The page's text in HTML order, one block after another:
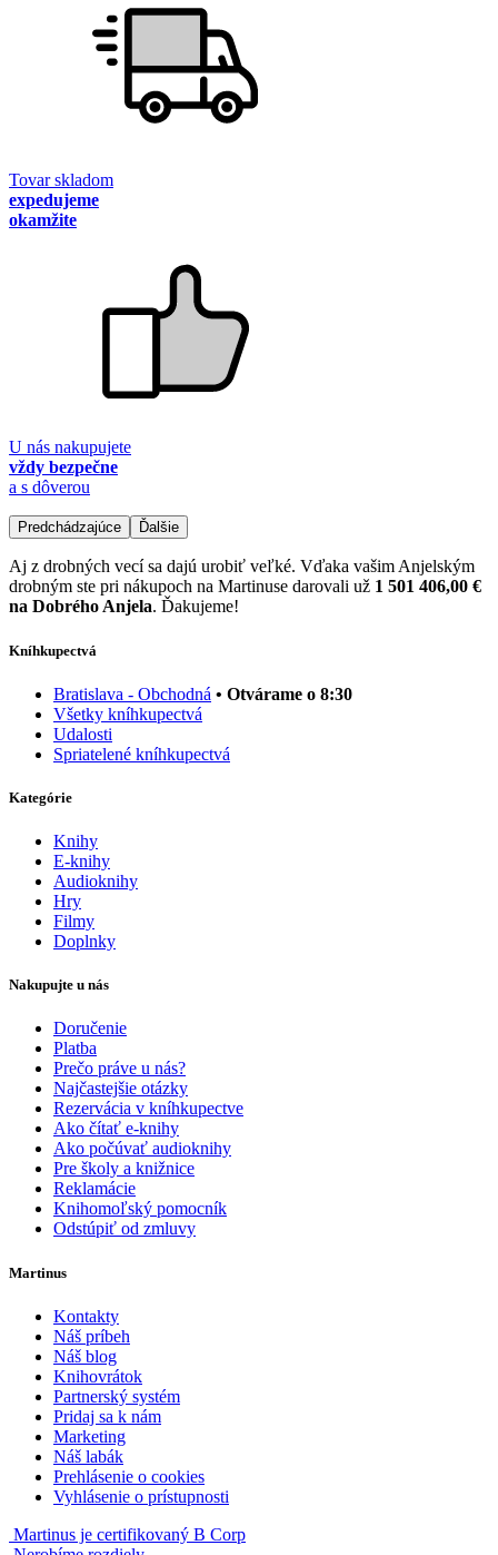
Tovar skladom
expedujeme
okamžite
U nás nakupujete
vždy bezpečne
a s dôverou
Predchádzajúce Ďalšie
Aj z drobných vecí sa dajú urobiť veľké. Vďaka vašim Anjelským
drobným ste pri nákupoch na Martinuse darovali už 1 501 406,00 €
na Dobrého Anjela. Ďakujeme!
Kníhkupectvá
Bratislava - Obchodná • Otvárame o 8:30
Všetky kníhkupectvá
Udalosti
Spriatelené kníhkupectvá
Kategórie
Knihy
E-knihy
Audioknihy
Hry
Filmy
Doplnky
Nakupujte u nás
Doručenie
Platba
Prečo práve u nás?
Najčastejšie otázky
Rezervácia v kníhkupectve
Ako čítať e-knihy
Ako počúvať audioknihy
Pre školy a knižnice
Reklamácie
Knihomoľský pomocník
Odstúpiť od zmluvy
Martinus
Kontakty
Náš príbeh
Náš blog
Knihovrátok
Partnerský systém
Pridaj sa k nám
Marketing
Náš labák
Prehlásenie o cookies
Vyhlásenie o prístupnosti
Martinus je certifikovaný B Corp